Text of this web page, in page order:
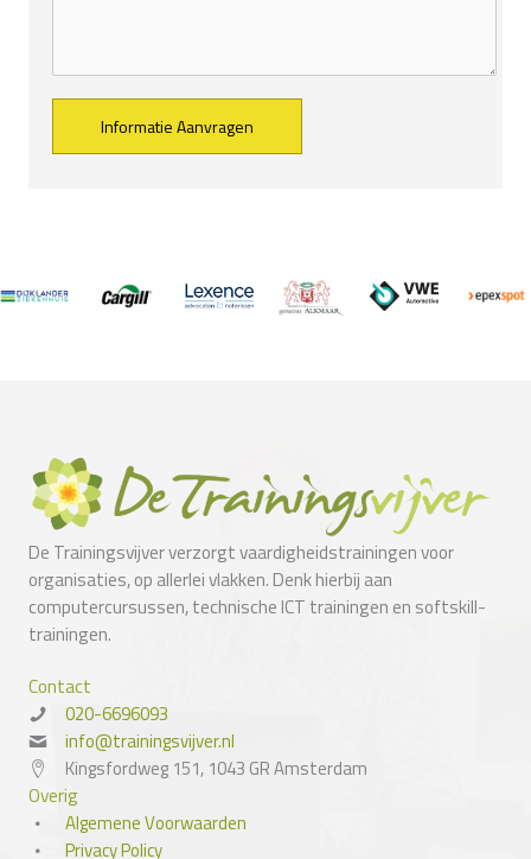
De Trainingsvijver verzorgt vaardigheidstrainingen voor
organisaties, op allerlei vlakken. Denk hierbij aan
computercursussen, technische ICT trainingen en softskill-
trainingen.
Contact
020-6696093
info@trainingsvijver.nl
Kingsfordweg 151, 1043 GR Amsterdam
Overig
Algemene Voorwaarden
Privacy Policy